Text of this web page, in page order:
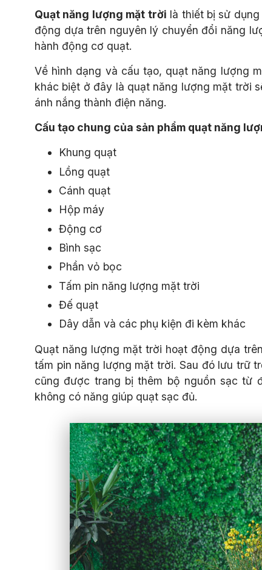
Quạt năng lượng mặt trời là thiết bị sử
động dựa trên nguyên lý chuyển đổi năng
hành động cơ quạt.
Về hình dạng và cấu tạo, quạt năng lượng
khác biệt ở đây là quạt năng lượng mặt trời
ánh nắng thành điện năng.
Cấu tạo chung của sản phẩm quạt năng
Khung quạt
Lồng quạt
Cánh quạt
Hộp máy
Động cơ
Bình sạc
Phần vỏ bọc
Tấm pin năng lượng mặt trời
Đế quạt
Dây dẫn và các phụ kiện đi kèm khác
Quạt năng lượng mặt trời hoạt động dựa
tấm pin năng lượng mặt trời. Sau đó lưu trữ
cũng được trang bị thêm bộ nguồn sạc từ
không có năng giúp quạt sạc đủ.